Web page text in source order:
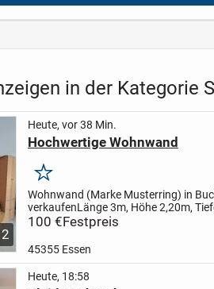
in der Kategorie
2
Heute, vor 38 Min.
Hochwertige Wohnwand
Merken
Wohnwand (Marke Musterring) in
verkaufenLänge 3m, Höhe 2,20m,
(Gebrauchspuren)Für Selbstabholer
100 €Festpreis
45355 Essen
Heute, 18:58